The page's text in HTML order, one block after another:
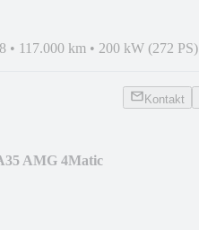
• 117.000 km • 200 kW (272 PS)
Kontakt
AMG 4Matic